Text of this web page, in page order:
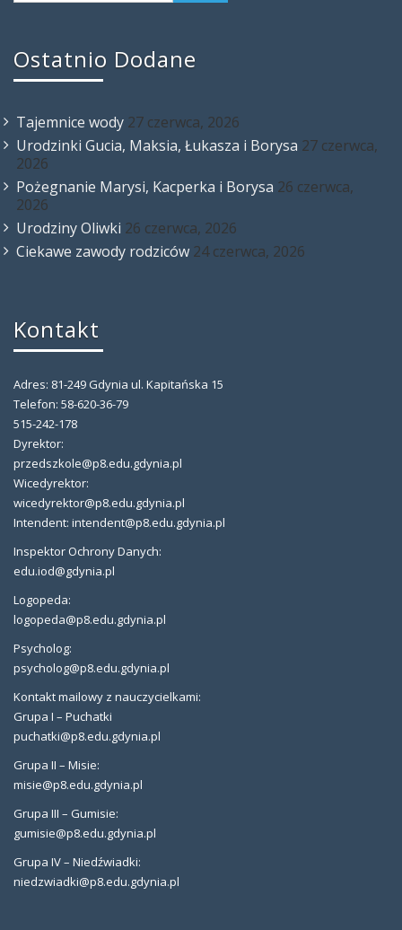
Ostatnio Dodane
Tajemnice wody 27 czerwca, 2026
Urodzinki Gucia, Maksia, Łukasza i Borysa 27 czerwca,
2026
Pożegnanie Marysi, Kacperka i Borysa 26 czerwca,
2026
Urodziny Oliwki 26 czerwca, 2026
Ciekawe zawody rodziców 24 czerwca, 2026
Kontakt
Adres: 81-249 Gdynia ul. Kapitańska 15
Telefon: 58-620-36-79
515-242-178
Dyrektor:
przedszkole@p8.edu.gdynia.pl
Wicedyrektor:
wicedyrektor@p8.edu.gdynia.pl
Intendent: intendent@p8.edu.gdynia.pl
Inspektor Ochrony Danych:
edu.iod@gdynia.pl
Logopeda:
logopeda@p8.edu.gdynia.pl
Psycholog:
psycholog@p8.edu.gdynia.pl
Kontakt mailowy z nauczycielkami:
Grupa I – Puchatki
puchatki@p8.edu.gdynia.pl
Grupa II – Misie:
misie@p8.edu.gdynia.pl
Grupa III – Gumisie:
gumisie@p8.edu.gdynia.pl
Grupa IV – Niedźwiadki:
niedzwiadki@p8.edu.gdynia.pl